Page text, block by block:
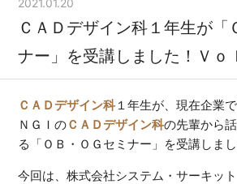
2021.01.20
ＣＡＤデザイン科１年生が「
ナー」を受講しました！Ｖｏ
ＣＡＤデザイン科１年生が、現在企業
ＮＧＩのＣＡＤデザイン科の先輩から
る「ＯＢ・ＯＧセミナー」を受講しまし
今回は、株式会社システム・サーキッ